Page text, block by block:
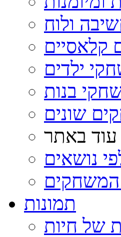
ולוח
קלאסיים
ילדים
בנות
שונים
עוד באתר
נושאים
תמונות
של חיות